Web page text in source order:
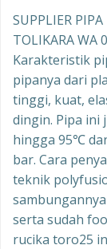
SUPPLIER
TOLIKARA WA
Karakteristik
pipanya dari
tinggi, kuat,
dingin. Pipa ini
hingga 95℃
bar. Cara
teknik
serta sudah
rucika toro25